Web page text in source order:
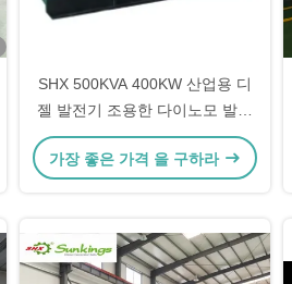
SHX 500KVA 400KW 산업용 디
젤 발전기 조용한 다이노모 발전
기 고성능 전력 발전기 대체 발전
기 전원 공급
가장 좋은 가격 을 구하라